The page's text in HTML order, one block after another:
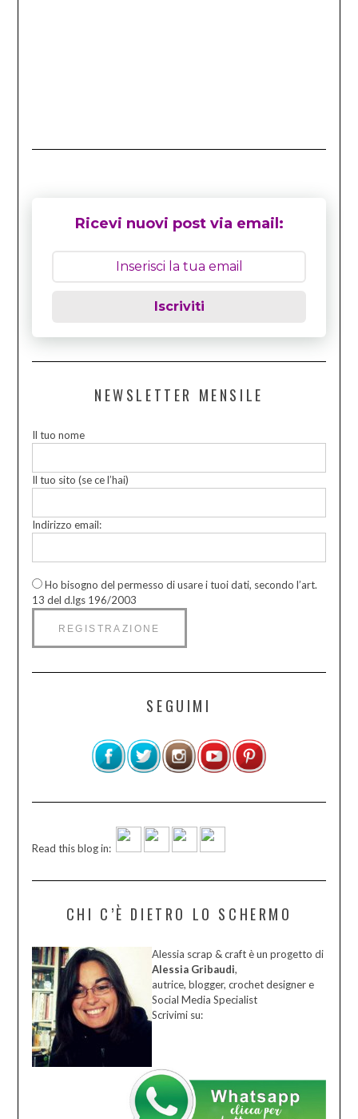
Ricevi nuovi post via email:
Iscriviti
NEWSLETTER MENSILE
Il tuo nome
Il tuo sito (se ce l’hai)
Indirizzo email:
Ho bisogno del permesso di usare i tuoi dati, secondo l’art.
13 del d.lgs 196/2003
SEGUIMI
Read this blog in:
CHI C’È DIETRO LO SCHERMO
Alessia scrap & craft è un progetto di
Alessia Gribaudi,
autrice, blogger, crochet designer e
Social Media Specialist
Scrivimi su: